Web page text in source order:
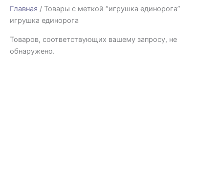
Главная / Товары с меткой “игрушка единорога”
игрушка единорога
Товаров, соответствующих вашему запросу, не
обнаружено.